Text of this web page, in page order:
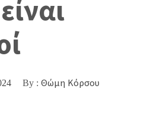
By : Θώμη Κόρσου